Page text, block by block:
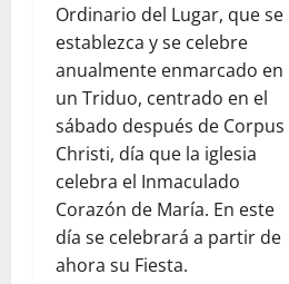
Ordinario del Lugar, que se
establezca y se celebre
anualmente enmarcado en
un Triduo, centrado en el
sábado después de Corpus
Christi, día que la iglesia
celebra el Inmaculado
Corazón de María. En este
día se celebrará a partir de
ahora su Fiesta.